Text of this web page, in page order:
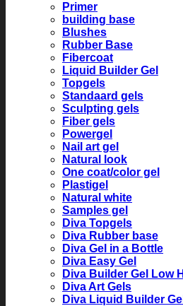
Primer
building base
Blushes
Rubber Base
Fibercoat
Liquid Builder Gel
Topgels
Standaard gels
Sculpting gels
Fiber gels
Powergel
Nail art gel
Natural look
One coat/color gel
Plastigel
Natural white
Samples gel
Diva Topgels
Diva Rubber base
Diva Gel in a Bottle
Diva Easy Gel
Diva Builder Gel Low
Diva Art Gels
Diva Liquid Builder Gel